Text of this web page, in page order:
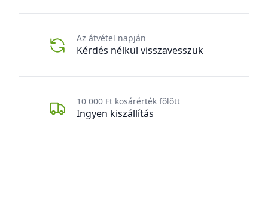
Kérdés nélkül visszavesszük
Az átvétel napján
Ingyen kiszállítás
10 000 Ft kosárérték fölött